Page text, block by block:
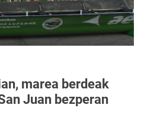
marea berdeak
Juan bezperan